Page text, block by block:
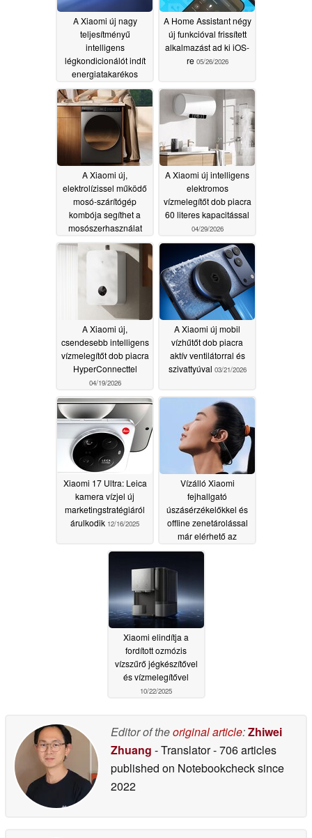
A Xiaomi új nagy
teljesítményű
intelligens
légkondicionálót indít
energiatakarékos
funkcióval05/27/2026
A Home Assistant négy
új funkcióval frissített
alkalmazást ad ki iOS-
re 05/26/2026
A Xiaomi új,
elektrolízissel működő
mosó-szárítógép
kombója segíthet a
mosószerhasználat
csökkentésében
05/26/2026
A Xiaomi új intelligens
elektromos
vízmelegítőt dob piacra
60 literes kapacitással
04/29/2026
A Xiaomi új,
csendesebb intelligens
vízmelegítőt dob piacra
HyperConnecttel
04/19/2026
A Xiaomi új mobil
vízhűtőt dob piacra
aktív ventilátorral és
szivattyúval 03/21/2026
Xiaomi 17 Ultra: Leica
kamera vízjel új
marketingstratégiáról
árulkodik 12/16/2025
Vízálló Xiaomi
fejhallgató
úszásérzékelőkkel és
offline zenetárolással
már elérhető az
importon keresztül
Xiaomi elindítja a
fordított ozmózis
vízszűrő jégkészítővel
és vízmelegítővel
10/22/2025
Editor of theoriginal article:Zhiwei
Zhuang - Translator- 706 articles
published on Notebookchecksince
2022